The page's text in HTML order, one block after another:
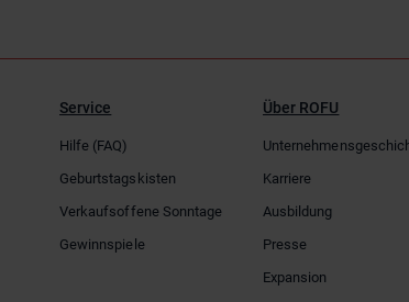
Service
Hilfe (FAQ)
Geburtstagskisten
Verkaufsoffene Sonntage
Gewinnspiele
Über ROFU
Karriere
Ausbildung
Presse
Expansion